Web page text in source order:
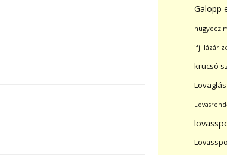
Galopp
hugyecz
ifj. lázár
krucsó